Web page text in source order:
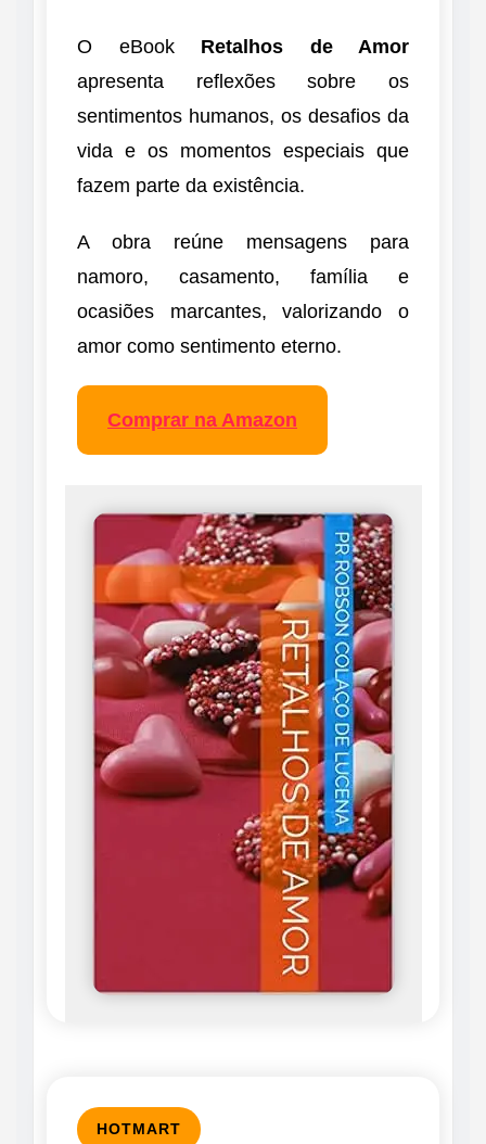
O eBook Retalhos de Amor
apresenta reflexões sobre os
sentimentos humanos, os desafios da
vida e os momentos especiais que
fazem parte da existência.
A obra reúne mensagens para
namoro, casamento, família e
ocasiões marcantes, valorizando o
amor como sentimento eterno.
Comprar na Amazon
HOTMART